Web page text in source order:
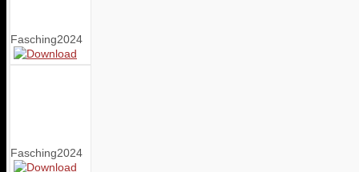
Fasching2024
Fasching2024